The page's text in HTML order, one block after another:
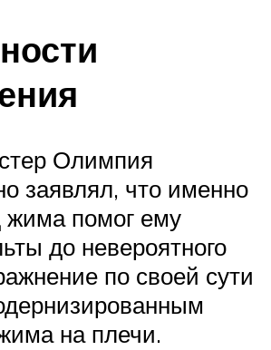
Олимпия
заявлял, что именно
помог ему
до невероятного
по своей сути
на плечи.